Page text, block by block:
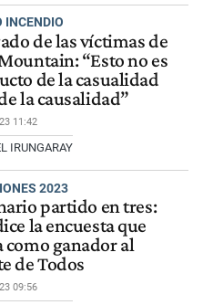
INCENDIO
de las víctimas de
“Esto no es
de la casualidad
la causalidad”
11:42
IRUNGARAY
2023
partido en tres:
la encuesta que
como ganador al
de Todos
09:56